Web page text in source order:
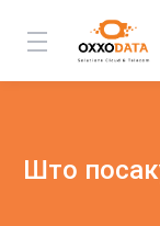
Што